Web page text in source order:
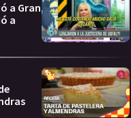
a Gran
a